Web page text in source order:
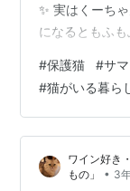
✨ 実はくーち
になるともふ
ジャス猫にな
毛猫の魅力＆デ
はゴージャス
はのデメリッ
毛玉ができや
#保護猫 #サ
#猫がいる暮ら
ワイン好き
もの」
• 3